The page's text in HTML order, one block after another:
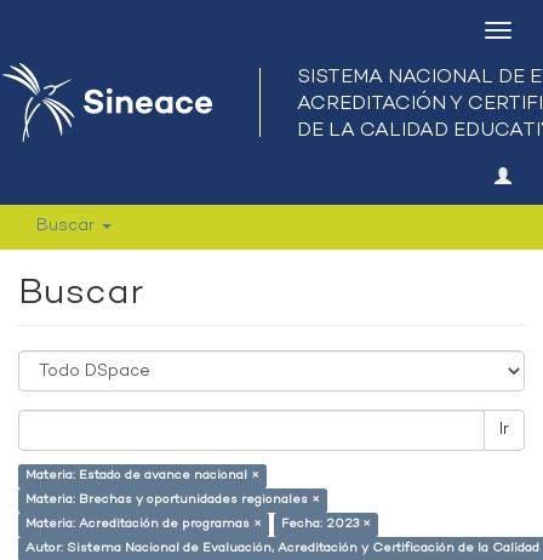
Buscar
Buscar
Ir
Materia: Estado de avance nacional ×
Materia: Brechas y oportunidades regionales ×
Materia: Acreditación de programas ×
Fecha: 2023 ×
Autor: Sistema Nacional de Evaluación, Acreditación y Certificación de la